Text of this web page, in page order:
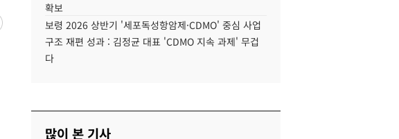
확보
보령 2026 상반기 '세포독성항암제·CDMO' 중심 사업
구조 재편 성과 : 김정균 대표 'CDMO 지속 과제' 무겁
다
많이 본 기사